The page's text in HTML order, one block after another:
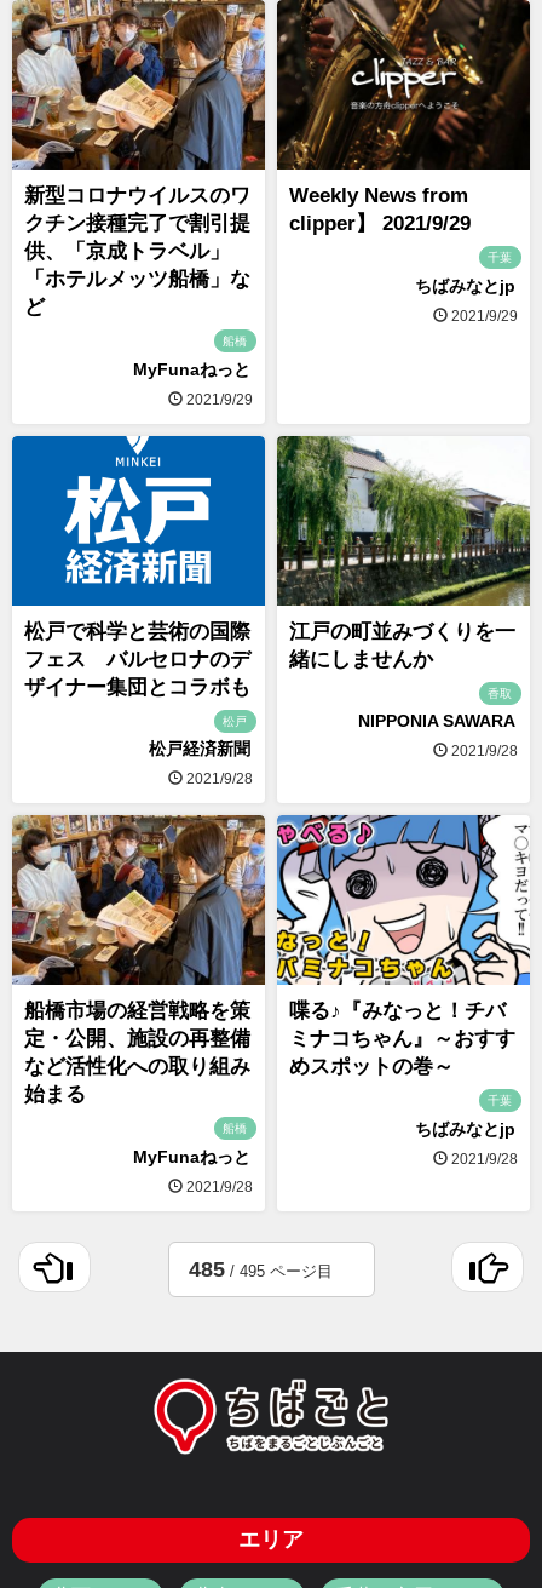
新型コロナウイルスのワ
クチン接種完了で割引提
供、「京成トラベル」
「ホテルメッツ船橋」な
ど
船橋
MyFunaねっと
2021/9/29
Weekly News from
clipper】 2021/9/29
千葉
ちばみなとjp
2021/9/29
松戸で科学と芸術の国際
フェス バルセロナのデ
ザイナー集団とコラボも
松戸
松戸経済新聞
2021/9/28
江戸の町並みづくりを一
緒にしませんか
香取
NIPPONIA SAWARA
2021/9/28
船橋市場の経営戦略を策
定・公開、施設の再整備
など活性化への取り組み
始まる
船橋
MyFunaねっと
2021/9/28
喋る♪『みなっと！チバ
ミナコちゃん』～おすす
めスポットの巻～
千葉
ちばみなとjp
2021/9/28
485/ 495 ページ目
エリア